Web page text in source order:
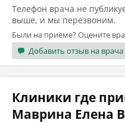
Телефон врача не
выше, и мы перезвоним.
Были на приёме? Оцените
Добавить отзыв на врача
Клиники где
Маврина Елена